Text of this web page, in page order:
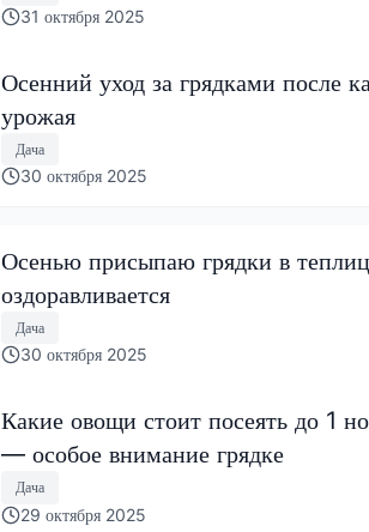
31 октября 2025
Осенний уход за грядками после
урожая
Дача
30 октября 2025
Осенью присыпаю грядки в
оздоравливается
Дача
30 октября 2025
Какие овощи стоит посеять до 1
— особое внимание грядке
Дача
29 октября 2025